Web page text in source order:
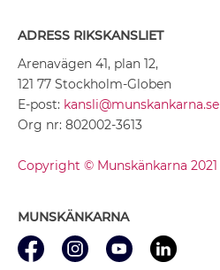
ADRESS RIKSKANSLIET
Arenavägen 41, plan 12,
121 77 Stockholm-Globen
E-post: kansli@munskankarna.se
Org nr: 802002-3613
Copyright © Munskänkarna 2021
MUNSKÄNKARNA